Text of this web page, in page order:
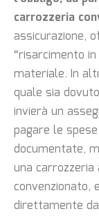
carrozzeria
assicurazione,
“risarcimento
materiale. In
quale sia
invierà un
pagare le
documentate,
una
convenzionato,
direttamente